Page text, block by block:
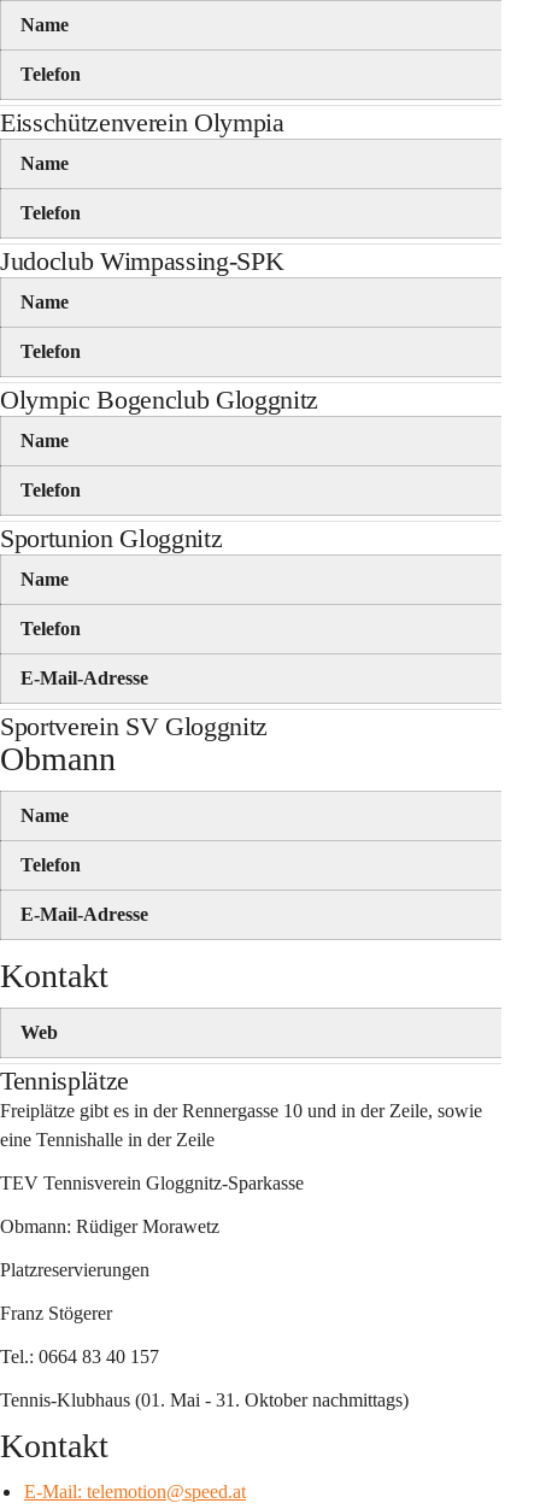
Name
Telefon
Eisschützenverein Olympia
Name
Telefon
Judoclub Wimpassing-SPK
Name
Telefon
Olympic Bogenclub Gloggnitz
Name
Telefon
Sportunion Gloggnitz
Name
Telefon
E-Mail-Adresse
Sportverein SV Gloggnitz
Obmann
Name
Telefon
E-Mail-Adresse
Kontakt
Web
Tennisplätze
Freiplätze gibt es in der Rennergasse 10 und in der Zeile, sowie
eine Tennishalle in der Zeile
TEV Tennisverein Gloggnitz-Sparkasse
Obmann: Rüdiger Morawetz
Platzreservierungen
Franz Stögerer
Tel.: 0664 83 40 157
Tennis-Klubhaus (01. Mai - 31. Oktober nachmittags)
Kontakt
E-Mail: telemotion@speed.at